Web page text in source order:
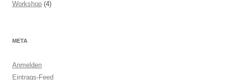
Workshop (4)
META
Anmelden
Eintrags-Feed